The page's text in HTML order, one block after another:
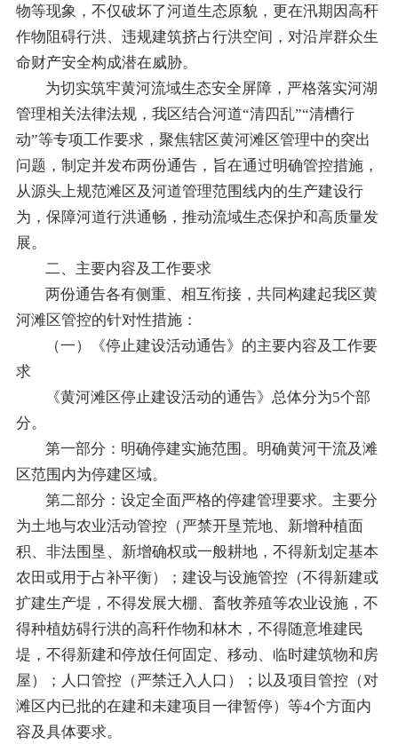
物等现象，不仅破坏了河道生态原貌，更在汛期因高秆
作物阻碍行洪、违规建筑挤占行洪空间，对沿岸群众生
命财产安全构成潜在威胁。
为切实筑牢黄河流域生态安全屏障，严格落实河湖
管理相关法律法规，我区结合河道“清四乱”“清槽行
动”等专项工作要求，聚焦辖区黄河滩区管理中的突出
问题，制定并发布两份通告，旨在通过明确管控措施，
从源头上规范滩区及河道管理范围线内的生产建设行
为，保障河道行洪通畅，推动流域生态保护和高质量发
展。
二、主要内容及工作要求
两份通告各有侧重、相互衔接，共同构建起我区黄
河滩区管控的针对性措施：
（一）《停止建设活动通告》的主要内容及工作要
求
《黄河滩区停止建设活动的通告》总体分为5个部
分。
第一部分：明确停建实施范围。明确黄河干流及滩
区范围内为停建区域。
第二部分：设定全面严格的停建管理要求。主要分
为土地与农业活动管控（严禁开垦荒地、新增种植面
积、非法围垦、新增确权或一般耕地，不得新划定基本
农田或用于占补平衡）；建设与设施管控（不得新建或
扩建生产堤，不得发展大棚、畜牧养殖等农业设施，不
得种植妨碍行洪的高秆作物和林木，不得随意堆建民
堤，不得新建和停放任何固定、移动、临时建筑物和房
屋）；人口管控（严禁迁入人口）；以及项目管控（对
滩区内已批的在建和未建项目一律暂停）等4个方面内
容及具体要求。